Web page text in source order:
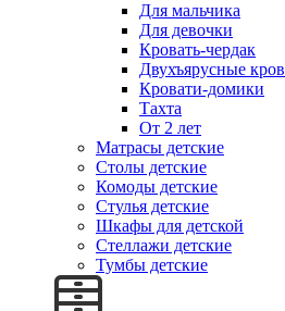
Для мальчика
Для девочки
Кровать-чердак
Двухъярусные
Кровати-домики
Тахта
От 2 лет
Матрасы детские
Столы детские
Комоды детские
Стулья детские
Шкафы для детской
Стеллажи детские
Тумбы детские